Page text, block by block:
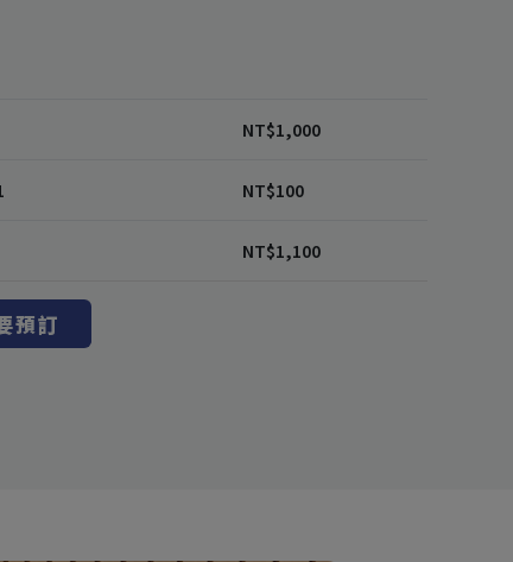
NT$1,000
NT$100
NT$1,100
預訂